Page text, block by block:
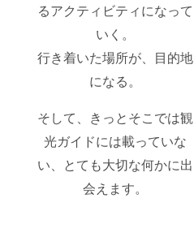
るアクティビティになって
いく。
行き着いた場所が、目的地
になる。
そして、きっとそこでは観
光ガイドには載っていな
い、とても大切な何かに出
会えます。